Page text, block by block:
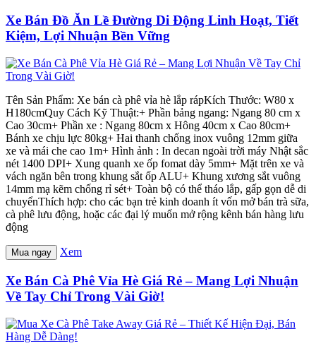
Xe Bán Đồ Ăn Lề Đường Di Động Linh Hoạt, Tiết
Kiệm, Lợi Nhuận Bền Vững
Tên Sản Phẩm: Xe bán cà phê vỉa hè lắp rápKích Thước: W80 x
H180cmQuy Cách Kỹ Thuật:+ Phần bảng ngang: Ngang 80 cm x
Cao 30cm+ Phần xe : Ngang 80cm x Hông 40cm x Cao 80cm+
Bánh xe chịu lực 80kg+ Hai thanh chống inox vuông 12mm giữa
xe và mái che cao 1m+ Hình ảnh : In decan ngoài trời máy Nhật sắc
nét 1400 DPI+ Xung quanh xe ốp fomat dày 5mm+ Mặt trên xe và
vách ngăn bên trong khung sắt ốp ALU+ Khung xương sắt vuông
14mm mạ kẽm chống rỉ sét+ Toàn bộ có thể tháo lắp, gấp gọn dễ di
chuyểnThích hợp: cho các bạn trẻ kinh doanh ít vốn mở bán trà sữa,
cà phê lưu động, hoặc các đại lý muốn mở rộng kênh bán hàng lưu
động
Mua ngay Xem
Xe Bán Cà Phê Vỉa Hè Giá Rẻ – Mang Lợi Nhuận
Về Tay Chỉ Trong Vài Giờ!